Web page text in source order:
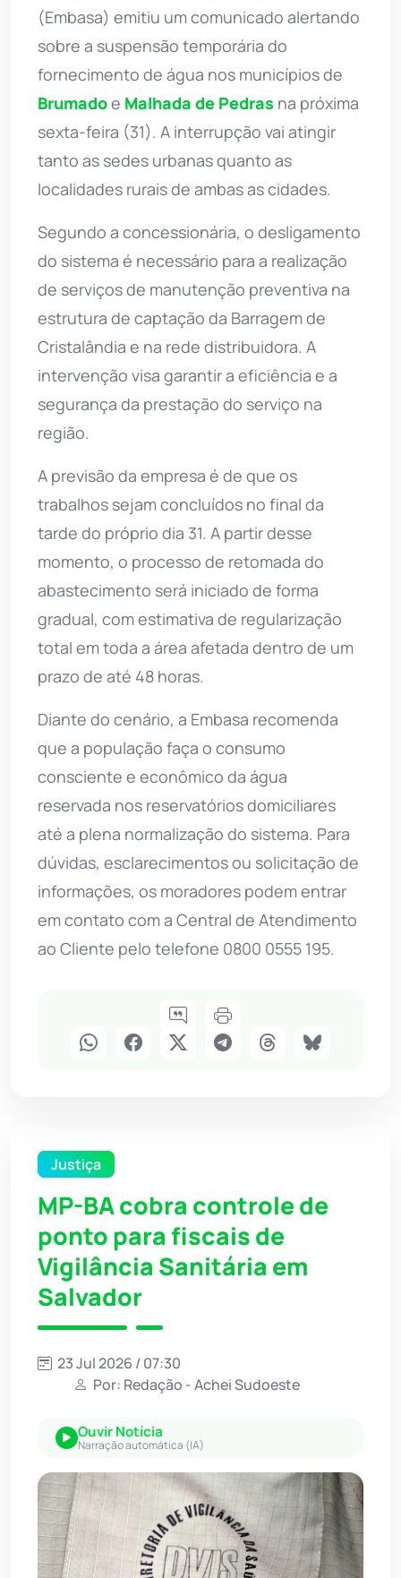
(Embasa) emitiu um comunicado alertando
sobre a suspensão temporária do
fornecimento de água nos municípios de
Brumadoe Malhada de Pedras na próxima
sexta-feira (31). A interrupção vai atingir
tanto as sedes urbanas quanto as
localidades rurais de ambas as cidades.
Segundo a concessionária, o desligamento
do sistema é necessário para a realização
de serviços de manutenção preventiva na
estrutura de captação da Barragem de
Cristalândia e na rede distribuidora. A
intervenção visa garantir a eficiência e a
segurança da prestação do serviço na
região.
A previsão da empresa é de que os
trabalhos sejam concluídos no final da
tarde do próprio dia 31. A partir desse
momento, o processo de retomada do
abastecimento será iniciado de forma
gradual, com estimativa de regularização
total em toda a área afetada dentro de um
prazo de até 48 horas.
Diante do cenário, a Embasa recomenda
que a população faça o consumo
consciente e econômico da água
reservada nos reservatórios domiciliares
até a plena normalização do sistema. Para
dúvidas, esclarecimentos ou solicitação de
informações, os moradores podem entrar
em contato com a Central de Atendimento
ao Cliente pelo telefone 0800 0555 195.
Justiça
MP-BA cobra controle de
ponto para fiscais de
Vigilância Sanitária em
Salvador
23 Jul 2026 / 07:30
Por: Redação - Achei Sudoeste
Ouvir Notícia
Narração automática (IA)